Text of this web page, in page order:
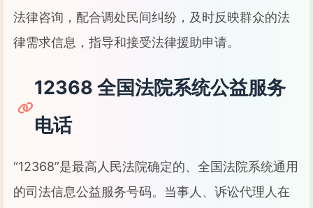
法律咨询，配合调处民间纠纷，及时反映群众的法
律需求信息，指导和接受法律援助申请。
12368 全国法院系统公益服务
电话
“12368”是最高人民法院确定的、全国法院系统通用
的司法信息公益服务号码。当事人、诉讼代理人在